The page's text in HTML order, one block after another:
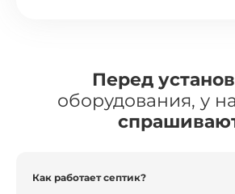
Перед
оборудования, у
Как работает септик?